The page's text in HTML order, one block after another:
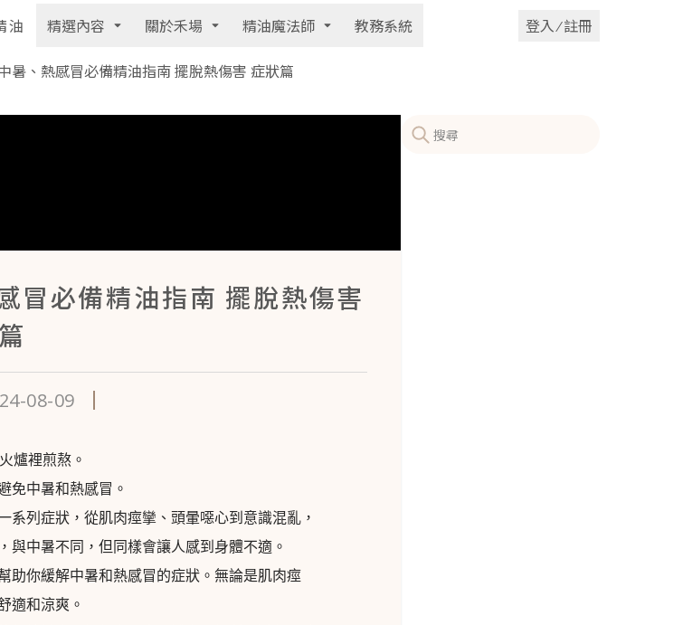
油 精選內容 關於禾場 精油魔法師 教務系統 登入 ⁄ 註冊
暑、熱感冒必備精油指南 擺脫熱傷害 症狀篇
冒必備精油指南 擺脫熱傷害
08-09
爐裡煎熬。
免中暑和熱感冒。
列症狀，從肌肉痙攣、頭暈噁心到意識混亂，
與中暑不同，但同樣會讓人感到身體不適。
助你緩解中暑和熱感冒的症狀。無論是肌肉痙
適和涼爽。